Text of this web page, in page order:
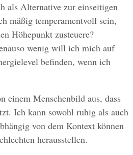
als Alternative zur einseitigen
mäßig temperamentvoll sein,
Höhepunkt zusteuere?
wenig will ich mich auf
befinden, wenn ich
einem Menschenbild aus, dass
Ich kann sowohl ruhig als auch
von dem Kontext können
herausstellen.